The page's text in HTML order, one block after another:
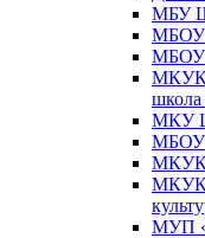
МБУ
МБОУ
МБОУ
МКУК
МКУ
МБОУ
МКУК
МКУК
МУП